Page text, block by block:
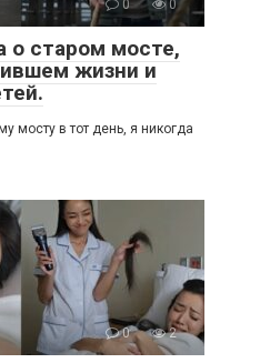
0 0
о старом мосте,
жизни и
мосту в тот день, я никогда
0 2